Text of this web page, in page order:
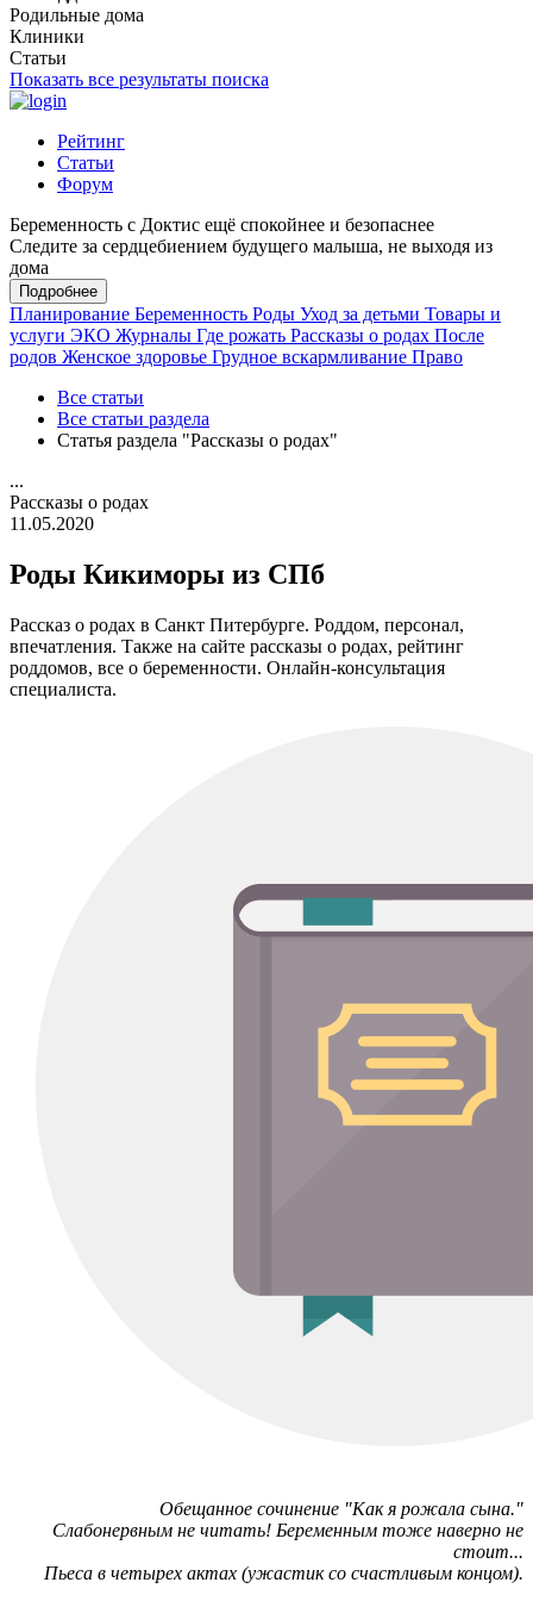
Родильные дома
Клиники
Статьи
Показать все результаты поиска
Рейтинг
Статьи
Форум
Беременность с Доктис ещё спокойнее и безопаснее
Следите за сердцебиением будущего малыша, не выходя из
дома
Подробнее
Планирование Беременность Роды Уход за детьми Товары и
услуги ЭКО Журналы Где рожать Рассказы о родах После
родов Женское здоровье Грудное вскармливание Право
Все статьи
Все статьи раздела
Статья раздела "Рассказы о родах"
...
Рассказы о родах
11.05.2020
Роды Кикиморы из СПб
Рассказ о родах в Санкт Питербурге. Роддом, персонал,
впечатления. Также на сайте рассказы о родах, рейтинг
роддомов, все о беременноcти. Онлайн-консультация
специалиста.
Обещанное сочинение "Как я рожала сына."
Слабонервным не читать! Беременным тоже наверно не
стоит...
Пьеса в четырех актах (ужастик со счастливым концом).